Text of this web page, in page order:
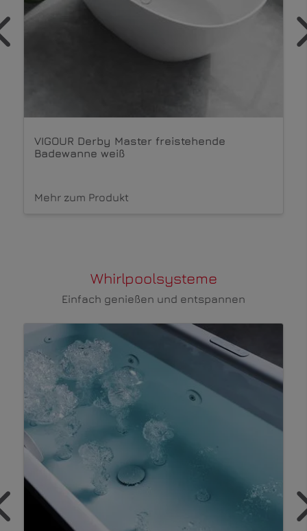
VIGOUR Derby Trend freistehende
Badewanne weiß
Mehr zum Produkt
Whirlpoolsysteme
Einfach genießen und entspannen